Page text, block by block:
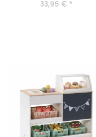
33,95 € *